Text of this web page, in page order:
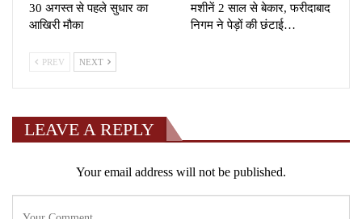
30 अगस्त से पहले सुधार का
आखिरी मौका
मशीनें 2 साल से बेकार, फरीदाबाद
निगम ने पेड़ों की छंटाई…
PREV NEXT
LEAVE A REPLY
Your email address will not be published.